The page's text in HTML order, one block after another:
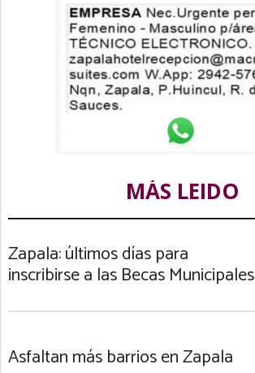
MÁS LEIDO
Zapala: últimos días para
inscribirse a las Becas Municipales
Asfaltan más barrios en Zapala